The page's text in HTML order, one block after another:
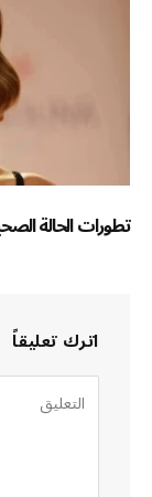
تطورات الحالة
اترك تعليقاً